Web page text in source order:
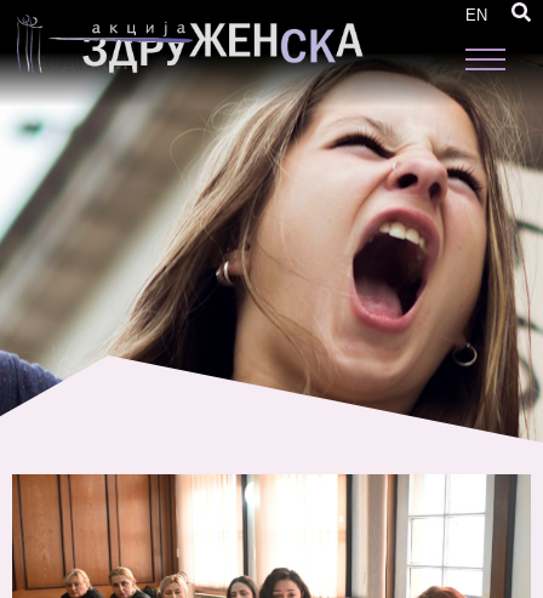
EN
приоритетните проблеми во 8 кумановски
заедници